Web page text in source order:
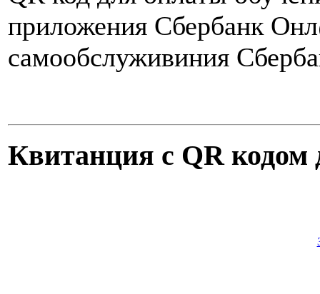
приложения Сбербанк
самообслуживиния
Квитанция с QR кодом